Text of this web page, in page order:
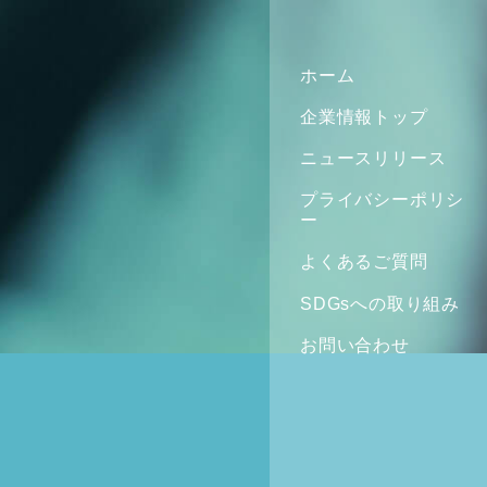
ホーム
企業情報トップ
ニュースリリース
プライバシーポリシ
ー
よくあるご質問
SDGsへの取り組み
お問い合わせ